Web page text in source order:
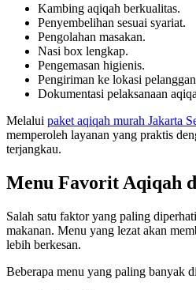
Kambing aqiqah berkualitas.
Penyembelihan sesuai syariat.
Pengolahan masakan.
Nasi box lengkap.
Pengemasan higienis.
Pengiriman ke lokasi
Dokumentasi pelaksanaan
Melalui paket aqiqah murah Jakarta
memperoleh layanan yang praktis
terjangkau.
Menu Favorit Aqiqah
Salah satu faktor yang paling
makanan. Menu yang lezat akan
lebih berkesan.
Beberapa menu yang paling banyak